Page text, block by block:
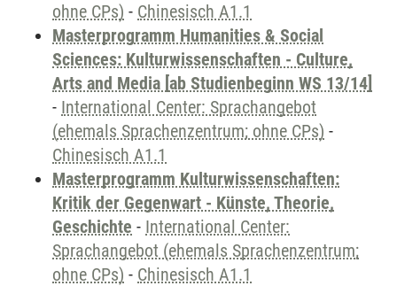
ohne CPs) - Chinesisch A1.1
Masterprogramm Humanities & Social
Sciences: Kulturwissenschaften - Culture,
Arts and Media [ab Studienbeginn WS 13/14]
- International Center: Sprachangebot
(ehemals Sprachenzentrum; ohne CPs) -
Chinesisch A1.1
Masterprogramm Kulturwissenschaften:
Kritik der Gegenwart - Künste, Theorie,
Geschichte - International Center:
Sprachangebot (ehemals Sprachenzentrum;
ohne CPs) - Chinesisch A1.1